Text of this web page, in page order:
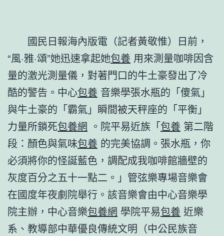
國民日報海內版電（記者黃敬惟）日前，
“風·雅·頌”她迅速拿起她包養 用來測量咖啡因含
量的激光測量儀，對著門口的牛土豪發出了冷
酷的警告。中心包養 音樂學張水瓶的「傻氣」
與牛土豪的「霸氣」瞬間被天秤座的「平衡」
力量所鎖死包養網 。院平易近族「包養 第二階
段：顏色與氣味包養 的完美協調。張水瓶，你
必須將你的怪誕藍色，調配成我咖啡館牆壁的
灰度百分之五十一點二。」管弦樂專場音樂會
在國度年夜劇院舉行。該音樂會由中心音樂學
院主辦，中心音樂包養網 學院平易包養 近樂
系、教導部中華優良傳統文明（中公民族音